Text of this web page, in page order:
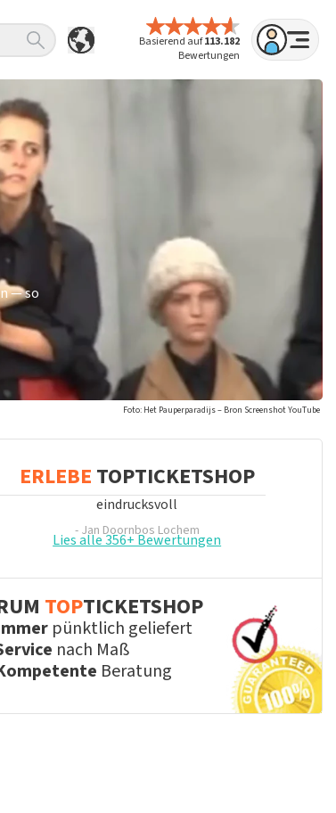
Basierend auf113.182
Bewertungen
— so
Foto: Het Pauperparadijs – Bron Screenshot YouTube
ERLEBE TOPTICKETSHOP
eindrucksvoll
- Jan Doornbos Lochem
Lies alle 356+ Bewertungen
TOPTICKETSHOP
pünktlich geliefert
nach Maß
Beratung